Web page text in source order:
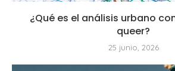
¿Qué es el análisis urbano
queer?
25 junio, 2026